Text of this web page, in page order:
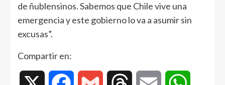
de ñublensinos. Sabemos que Chile vive una
emergencia y este gobierno lo va a asumir sin
excusas”.
Compartir en:
Facebook Gmail Threads Email